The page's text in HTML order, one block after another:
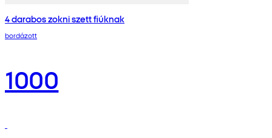
4 darabos zokni szett fiúknak
bordázott
1000